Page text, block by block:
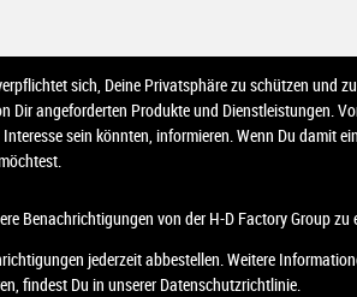
sich, Deine Privatsphäre zu schützen und
Dir angeforderten Produkte und Dienstleistungen.
sein könnten, informieren. Wenn Du damit
Benachrichtigungen von der H-D Factory Group zu
jederzeit abbestellen. Weitere
findest Du in unserer Datenschutzrichtlinie.